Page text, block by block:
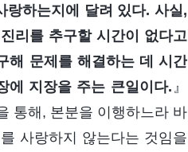
랑하는지에 달려 있다. 사실,
리를 추구할 시간이 없다고
해 문제를 해결하는 데 시간
에 지장을 주는 큰일이다. 』
통해, 본분을 이행하느라 바
사랑하지 않는다는 것임을